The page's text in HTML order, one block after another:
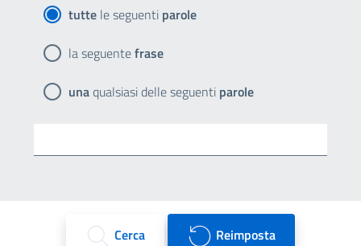
tutte le seguenti parole
la seguentefrase
unaqualsiasi delle seguenti parole
Cerca Reimposta